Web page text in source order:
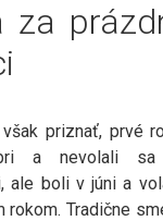
za
priznať, prvé
a nevolali
ale boli v júni a
rokom. Tradične